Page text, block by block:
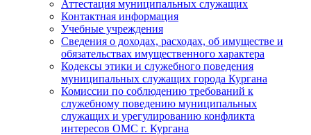
Аттестация муниципальных служащих
Контактная информация
Учебные учреждения
Сведения о доходах, расходах, об имуществе и
обязательствах имущественного характера
Кодексы этики и служебного поведения
муниципальных служащих города Кургана
Комиссии по соблюдению требований к
служебному поведению муниципальных
служащих и урегулированию конфликта
интересов ОМС г. Кургана